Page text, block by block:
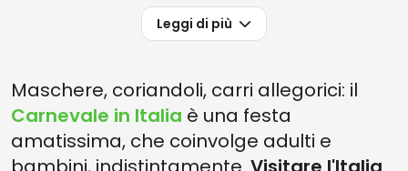
Leggi di più
Maschere, coriandoli, carri allegorici: il
Carnevale in Italia è una festa
amatissima, che coinvolge adulti e